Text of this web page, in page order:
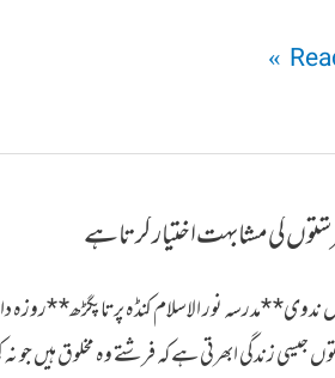
کی مشابہت اختیار کرتا ہے
ندوی* *مدرسہ نور الاسلام کنڈہ پرتاپگڑھ*
جیسی زندگی ابھرتی ہے کہ فرشتے وہ مخلوق ہیں جو نہ